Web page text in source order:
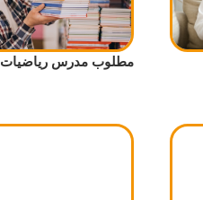
مطلوب مدرس رياضيات